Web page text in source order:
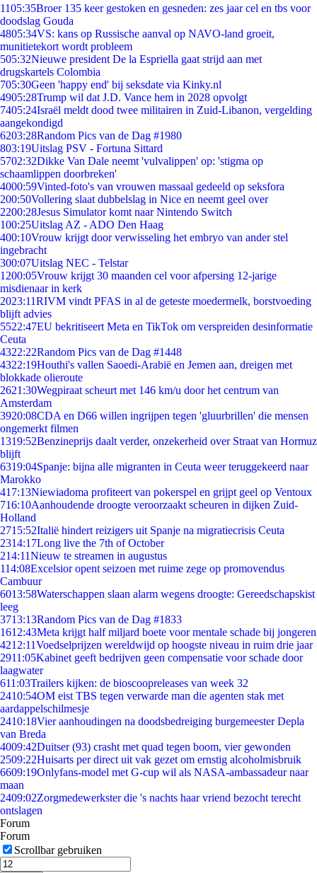
1105:35Broer 135 keer gestoken en gesneden: zes jaar cel en tbs voor
doodslag Gouda
4805:34VS: kans op Russische aanval op NAVO-land groeit,
munitietekort wordt probleem
505:32Nieuwe president De la Espriella gaat strijd aan met
drugskartels Colombia
705:30Geen 'happy end' bij seksdate via Kinky.nl
4905:28Trump wil dat J.D. Vance hem in 2028 opvolgt
7405:24Israël meldt dood twee militairen in Zuid-Libanon, vergelding
aangekondigd
6203:28Random Pics van de Dag #1980
803:19Uitslag PSV - Fortuna Sittard
5702:32Dikke Van Dale neemt 'vulvalippen' op: 'stigma op
schaamlippen doorbreken'
4000:59Vinted-foto's van vrouwen massaal gedeeld op seksfora
200:50Vollering slaat dubbelslag in Nice en neemt geel over
2200:28Jesus Simulator komt naar Nintendo Switch
100:25Uitslag AZ - ADO Den Haag
400:10Vrouw krijgt door verwisseling het embryo van ander stel
ingebracht
300:07Uitslag NEC - Telstar
1200:05Vrouw krijgt 30 maanden cel voor afpersing 12-jarige
misdienaar in kerk
2023:11RIVM vindt PFAS in al de geteste moedermelk, borstvoeding
blijft advies
5522:47EU bekritiseert Meta en TikTok om verspreiden desinformatie
Ceuta
4322:22Random Pics van de Dag #1448
4322:19Houthi's vallen Saoedi-Arabië en Jemen aan, dreigen met
blokkade olieroute
2621:30Wegpiraat scheurt met 146 km/u door het centrum van
Amsterdam
3920:08CDA en D66 willen ingrijpen tegen 'gluurbrillen' die mensen
ongemerkt filmen
1319:52Benzineprijs daalt verder, onzekerheid over Straat van Hormuz
blijft
6319:04Spanje: bijna alle migranten in Ceuta weer teruggekeerd naar
Marokko
417:13Niewiadoma profiteert van pokerspel en grijpt geel op Ventoux
716:10Aanhoudende droogte veroorzaakt scheuren in dijken Zuid-
Holland
2715:52Italië hindert reizigers uit Spanje na migratiecrisis Ceuta
2314:17Long live the 7th of October
214:11Nieuw te streamen in augustus
114:08Excelsior opent seizoen met ruime zege op promovendus
Cambuur
6013:58Waterschappen slaan alarm wegens droogte: Gereedschapskist
leeg
3713:13Random Pics van de Dag #1833
1612:43Meta krijgt half miljard boete voor mentale schade bij jongeren
4212:11Voedselprijzen wereldwijd op hoogste niveau in ruim drie jaar
2911:05Kabinet geeft bedrijven geen compensatie voor schade door
laagwater
611:03Trailers kijken: de bioscoopreleases van week 32
2410:54OM eist TBS tegen verwarde man die agenten stak met
aardappelschilmesje
2410:18Vier aanhoudingen na doodsbedreiging burgemeester Depla
van Breda
4009:42Duitser (93) crasht met quad tegen boom, vier gewonden
2509:22Huisarts per direct uit vak gezet om ernstig alcoholmisbruik
6609:19Onlyfans-model met G-cup wil als NASA-ambassadeur naar
maan
2409:02Zorgmedewerkster die 's nachts haar vriend bezocht terecht
ontslagen
Forum
Forum
Scrollbar gebruiken